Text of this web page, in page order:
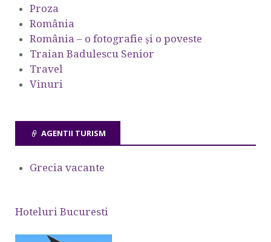
Proza
România
România – o fotografie şi o poveste
Traian Badulescu Senior
Travel
Vinuri
AGENTII TURISM
Grecia vacante
Hoteluri Bucuresti